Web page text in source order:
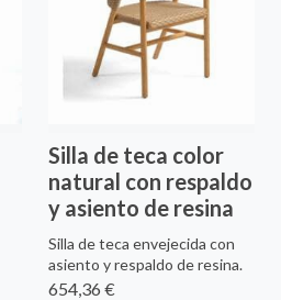
Silla de teca color
natural con respaldo
y asiento de resina
Silla de teca envejecida con
asiento y respaldo de resina.
654,36 €